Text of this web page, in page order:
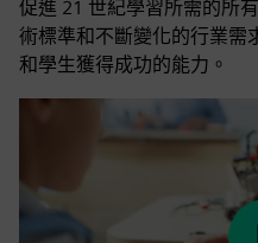
促進 21 世紀學習所需的所
術標準和不斷變化的行業需
和學生獲得成功的能力。